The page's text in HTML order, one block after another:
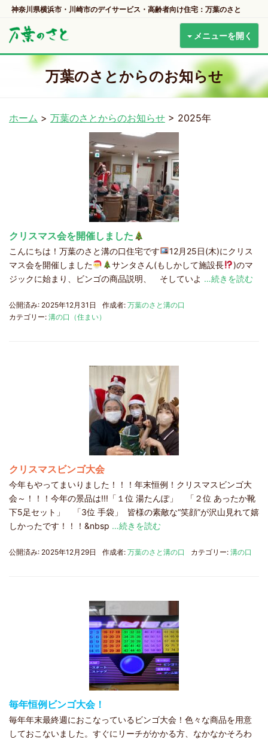
神奈川県横浜市・川崎市のデイサービス・高齢者向け住宅：万葉のさと
メニューを開く
万葉のさとからのお知らせ
ホーム > 万葉のさとからのお知らせ > 2025年
クリスマス会を開催しました
こんにちは！万葉のさと溝の口住宅です
12月25日(木)にクリス
マス会を開催しました
サンタさん(もしかして施設長
)のマ
ジックに始まり、ビンゴの商品説明、 そしていよ …続きを読む
公開済み: 2025年12月31日 作成者: 万葉のさと溝の口
カテゴリー: 溝の口（住まい）
クリスマスビンゴ大会
今年もやってまいりました！！！年末恒例！クリスマスビンゴ大
会～！！！今年の景品は!!!「１位 湯たんぽ」 「２位 あったか靴
下5足セット」 「3位 手袋」 皆様の素敵な“笑顔”が沢山見れて嬉
しかったです！！！&nbsp …続きを読む
公開済み: 2025年12月29日 作成者: 万葉のさと溝の口 カテゴリー: 溝の口
毎年恒例ビンゴ大会！
毎年年末最終週におこなっているビンゴ大会！色々な商品を用意
しておこないました。すぐにリーチがかかる方、なかなかそろわ